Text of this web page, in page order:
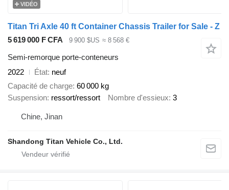
VIDÉO
Titan Tri Axle 40 ft Container Chassis Trailer for Sale - Z
5 619 000 F CFA
9 900 $US ≈ 8 568 €
Semi-remorque porte-conteneurs
2022
État neuf
Capacité de charge 60 000 kg
Suspension ressort/ressort Nombre d'essieux 3
Chine, Jinan
Shandong Titan Vehicle Co., Ltd.